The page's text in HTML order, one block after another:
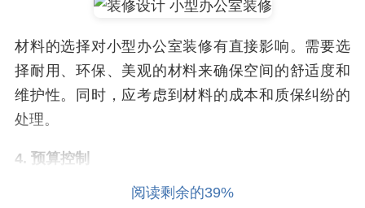
材料的选择对小型办公室装修有直接影响。需要选
择耐用、环保、美观的材料来确保空间的舒适度和
维护性。同时，应考虑到材料的成本和质保纠纷的
处理。
4. 预算控制
小型办公室装修的预算控制是关键一步。合理预算
阅读剩余的39%